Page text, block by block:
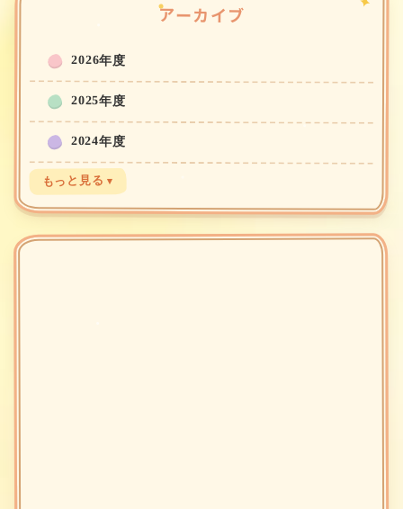
アーカイブ
2026年度
2025年度
2024年度
もっと見る